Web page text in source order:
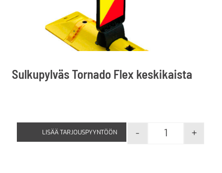
Sulkupylväs Tornado Flex keskikaista
Sulkupylväs
- +
LISÄÄ TARJOUSPYYNTÖÖN